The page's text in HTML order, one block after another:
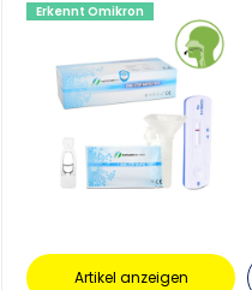
Erkennt Omikron
Artikel anzeigen